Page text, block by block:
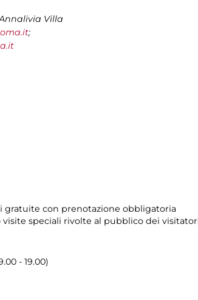
Villa
;
gratuite con prenotazione obbligatoria
visite speciali rivolte al pubblico dei
- 19.00)